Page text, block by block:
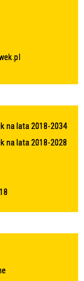
na lata 2018-2034
na lata 2018-2028